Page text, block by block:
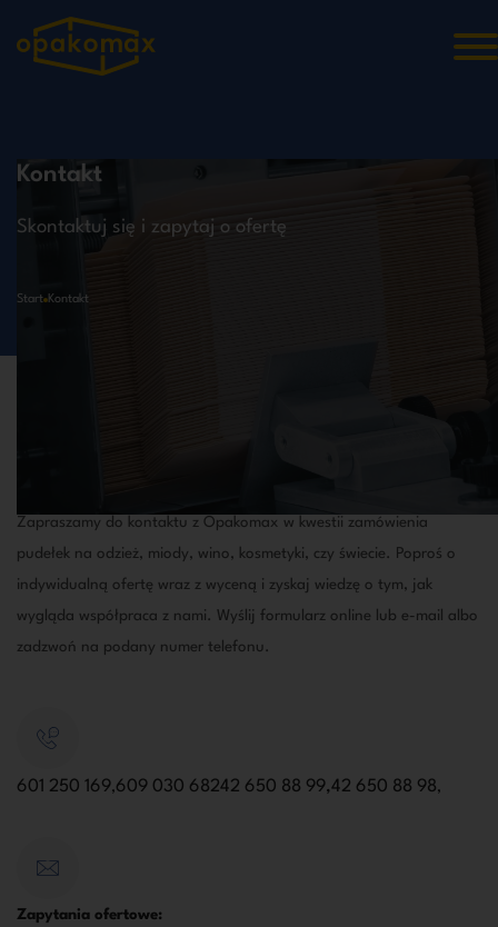
Kontakt
Skontaktuj się i zapytaj o ofertę
Start Kontakt
Zapraszamy do kontaktu z Opakomax w kwestii zamówienia
pudełek na odzież, miody, wino, kosmetyki, czy świecie. Poproś o
indywidualną ofertę wraz z wyceną i zyskaj wiedzę o tym, jak
wygląda współpraca z nami. Wyślij formularz online lub e-mail albo
zadzwoń na podany numer telefonu.
601 250 169,609 030 68242 650 88 99,42 650 88 98,
Zapytania ofertowe: